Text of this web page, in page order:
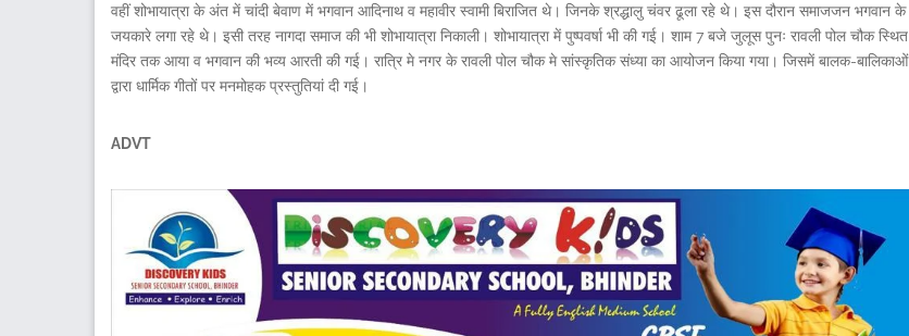
वहीं शोभायात्रा के अंत में चांदी बेवाण में भगवान आदिनाथ व महावीर स्वामी बिराजित थे। जिनके श्रद्धालु चंवर ढूला रहे थे। इस दौरान समाजजन भगवान के
जयकारे लगा रहे थे। इसी तरह नागदा समाज की भी शोभायात्रा निकाली। शोभायात्रा में पुष्पवर्षा भी की गई। शाम 7 बजे जुलूस पुनः रावली पोल चौक स्थित
मंदिर तक आया व भगवान की भव्य आरती की गई। रात्रि मे नगर के रावली पोल चौक मे सांस्कृतिक संध्या का आयोजन किया गया। जिसमें बालक-बालिकाओं
द्वारा धार्मिक गीतों पर मनमोहक प्रस्तुतियां दी गई।
ADVT